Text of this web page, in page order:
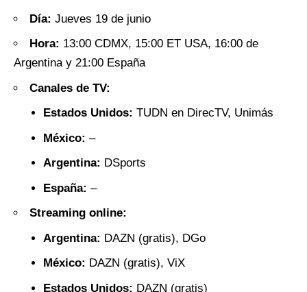
Día: Jueves 19 de junio
Hora: 13:00 CDMX, 15:00 ET USA, 16:00 de
Argentina y 21:00 España
Canales de TV:
Estados Unidos: TUDN en DirecTV, Unimás
México: –
Argentina: DSports
España: –
Streaming online:
Argentina: DAZN (gratis), DGo
México: DAZN (gratis), ViX
Estados Unidos: DAZN (gratis)